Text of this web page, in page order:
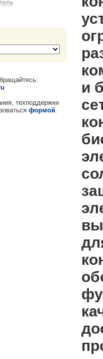
техподдержки
формой
и